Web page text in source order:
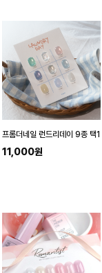
프롬더네일 런드리데이 9종 택1
11,000원